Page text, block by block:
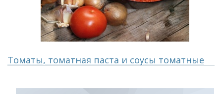
Томаты, томатная паста и соусы томатные